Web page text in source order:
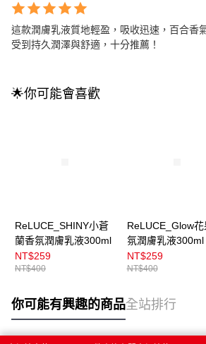
這款潤膚乳液質地輕盈，吸收迅速，百合香
受到持久潤澤與舒適，十分推薦！
🌟你可能會喜歡
ReLUCE_SHINY小蒼
蘭香氛潤膚乳液300ml
NT$259
NT$400
ReLUCE_Glow花
氛潤膚乳液300ml
NT$259
NT$400
你可能有興趣的商品全站排行